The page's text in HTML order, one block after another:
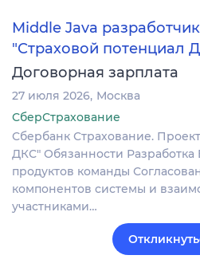
Middle Java
"Страховой потенциал
Договорная зарплата
27 июля 2026 Москва
СберСтрахование
Сбербанк Страхование.
ДКС" Обязанности
продуктов команды
компонентов системы и
участниками…